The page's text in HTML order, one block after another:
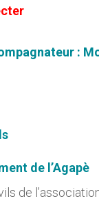
:
de l’Agapè
de